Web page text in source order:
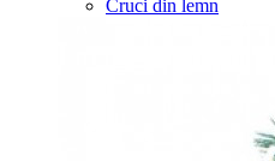
Cruci din lemn